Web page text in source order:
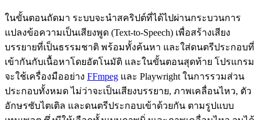
ในขั้นตอนถัดมา ระบบจะนำสคริปต์ที่ได้ไปผ่านกระบวนการ
แปลงข้อความเป็นเสียงพูด (Text-to-Speech) เพื่อสร้างเสียง
บรรยายที่เป็นธรรมชาติ พร้อมทั้งค้นหา และใส่ดนตรีประกอบที่
เข้ากันกับเนื้อหาโดยอัตโนมัติ และในขั้นตอนสุดท้าย โปรแกรม
จะใช้เครื่องมืออย่าง FFmpeg และ Playwright ในการรวมส่วน
ประกอบทั้งหมด ไม่ว่าจะเป็นเสียงบรรยาย, ภาพเคลื่อนไหว, ตัว
อักษรซับไตเติล และดนตรีประกอบเข้าด้วยกัน ตามรูปแบบ